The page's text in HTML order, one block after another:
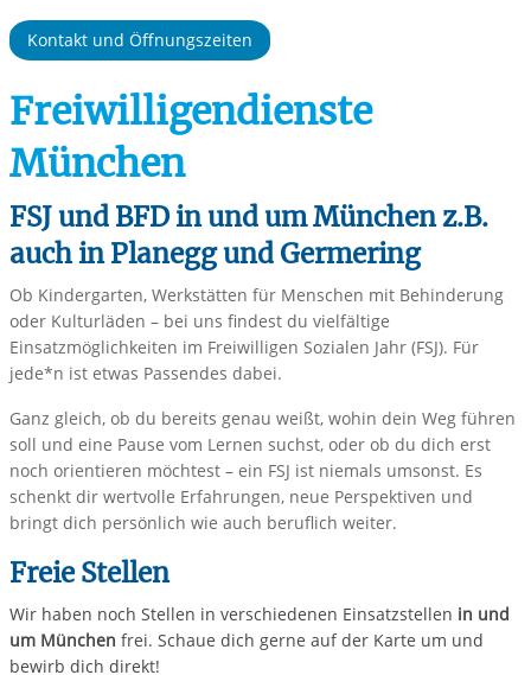
Kontakt und Öffnungszeiten
Freiwilligendienste
München
FSJ und BFD in und um München z.B.
auch in Planegg und Germering
Ob Kindergarten, Werkstätten für Menschen mit Behinderung
oder Kulturläden – bei uns findest du vielfältige
Einsatzmöglichkeiten im Freiwilligen Sozialen Jahr (FSJ). Für
jede*n ist etwas Passendes dabei.
Ganz gleich, ob du bereits genau weißt, wohin dein Weg führen
soll und eine Pause vom Lernen suchst, oder ob du dich erst
noch orientieren möchtest – ein FSJ ist niemals umsonst. Es
schenkt dir wertvolle Erfahrungen, neue Perspektiven und
bringt dich persönlich wie auch beruflich weiter.
Freie Stellen
Wir haben noch Stellen in verschiedenen Einsatzstellen in und
um München frei. Schaue dich gerne auf der Karte um und
bewirb dich direkt!